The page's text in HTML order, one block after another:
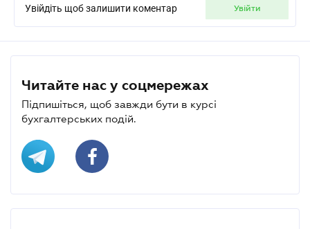
Увійдіть щоб залишити коментар увійти
Читайте нас у соцмережах
Підпишіться, щоб завжди бути в курсі
бухгалтерських подій.